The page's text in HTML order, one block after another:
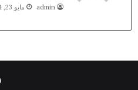
admin مايو 23, 2024